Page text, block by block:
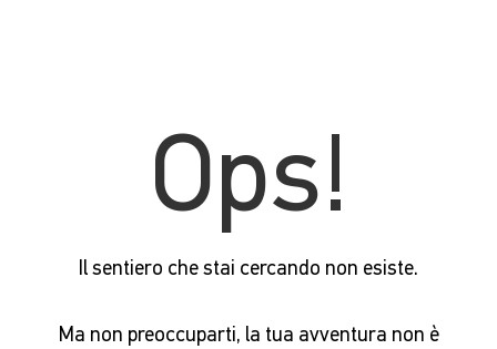
Ops!
Il sentiero che stai cercando non esiste.
Ma non preoccuparti, la tua avventura non è